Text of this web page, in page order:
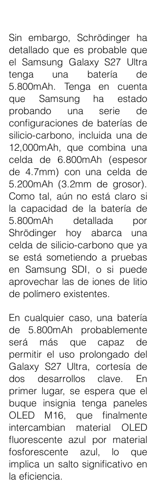
Sin embargo, Schrödinger ha
detallado que es probable que
el Samsung Galaxy S27 Ultra
tenga una batería de
5.800mAh. Tenga en cuenta
que Samsung ha estado
probando una serie de
configuraciones de baterías de
silicio-carbono, incluida una de
12,000mAh, que combina una
celda de 6.800mAh (espesor
de 4.7mm) con una celda de
5.200mAh (3.2mm de grosor).
Como tal, aún no está claro si
la capacidad de la batería de
5.800mAh detallada por
Shrödinger hoy abarca una
celda de silicio-carbono que ya
se está sometiendo a pruebas
en Samsung SDI, o si puede
aprovechar las de iones de litio
de polímero existentes.
En cualquier caso, una batería
de 5.800mAh probablemente
será más que capaz de
permitir el uso prolongado del
Galaxy S27 Ultra, cortesía de
dos desarrollos clave. En
primer lugar, se espera que el
buque insignia tenga paneles
OLED M16, que finalmente
intercambian material OLED
fluorescente azul por material
fosforescente azul, lo que
implica un salto significativo en
la eficiencia.